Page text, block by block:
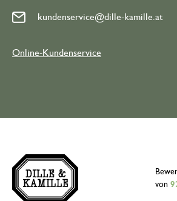
kundenservice@dille-kamille.at
Online-Kundenservice
von